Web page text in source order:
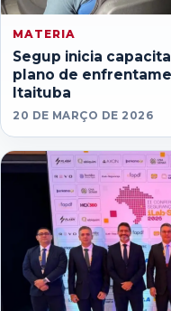
MATERIA
Segup inicia
plano de
Itaituba
20 DE MARÇO DE 2026